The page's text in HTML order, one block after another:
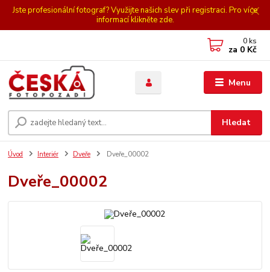
Jste profesionální fotograf? Využijte našich slev při registraci. Pro více
informací klikněte zde.
Menu
Hledat
0 ks
za 0 Kč
Úvod Interiér Dveře Dveře_00002
Dveře_00002